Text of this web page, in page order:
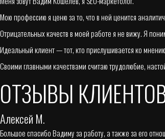
Мою профессию я ценю за то, что в ней ценится
Отрицательных качеств в моей работе я не вижу. Я
Идеальный клиент — тот, кто прислушивается ко
Своими главными качествами считаю трудолюбие,
ОТЗЫВЫ
Алексей М.
Большое спасибо Вадиму за работу, а также за его